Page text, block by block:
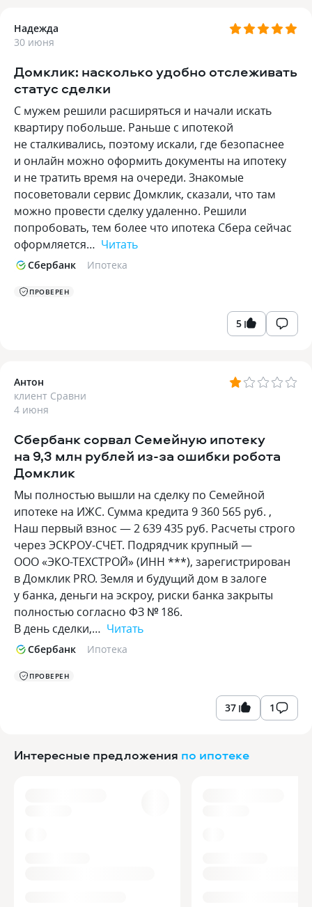
Надежда
30 июня
Домклик: насколько удобно отслеживать
статус сделки
С мужем решили расширяться и начали искать
квартиру побольше. Раньше с ипотекой
не сталкивались, поэтому искали, где безопаснее
и онлайн можно оформить документы на ипотеку
и не тратить время на очереди. Знакомые
посоветовали сервис Домклик, сказали, что там
можно провести сделку удаленно. Решили
попробовать, тем более что ипотека Сбера сейчас
оформляется… Читать
Сбербанк Ипотека
ПРОВЕРЕН
5
Антон
клиент Сравни
4 июня
Сбербанк сорвал Семейную ипотеку
на 9,3 млн рублей из-за ошибки робота
Домклик
Мы полностью вышли на сделку по Семейной
ипотеке на ИЖС. Сумма кредита 9 360 565 руб. ,
Наш первый взнос — 2 639 435 руб. Расчеты строго
через ЭСКРОУ-СЧЕТ. Подрядчик крупный —
ООО «ЭКО-ТЕХСТРОЙ» (ИНН ***), зарегистрирован
в Домклик PRO. Земля и будущий дом в залоге
у банка, деньги на эскроу, риски банка закрыты
полностью согласно ФЗ № 186.
В день сделки,… Читать
Сбербанк Ипотека
ПРОВЕРЕН
37 1
Интересные предложения по ипотеке